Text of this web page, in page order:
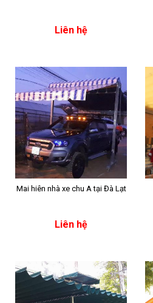
Liên hệ
Mai hiên nhà xe chu A tại Đà Lạt
Liên hệ